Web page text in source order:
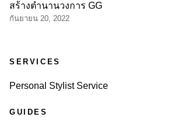
สร้างตำนานวงการ GG
กันยายน 20, 2022
SERVICES
Personal Stylist Service
GUIDES